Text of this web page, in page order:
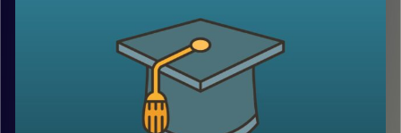
ארגון שמפיץ את
המתודולוגיה בעולם
–בואו ללמוד לפתור
בעיות, להרוויח מהסבכים שבחייכם ולהשיג קצת